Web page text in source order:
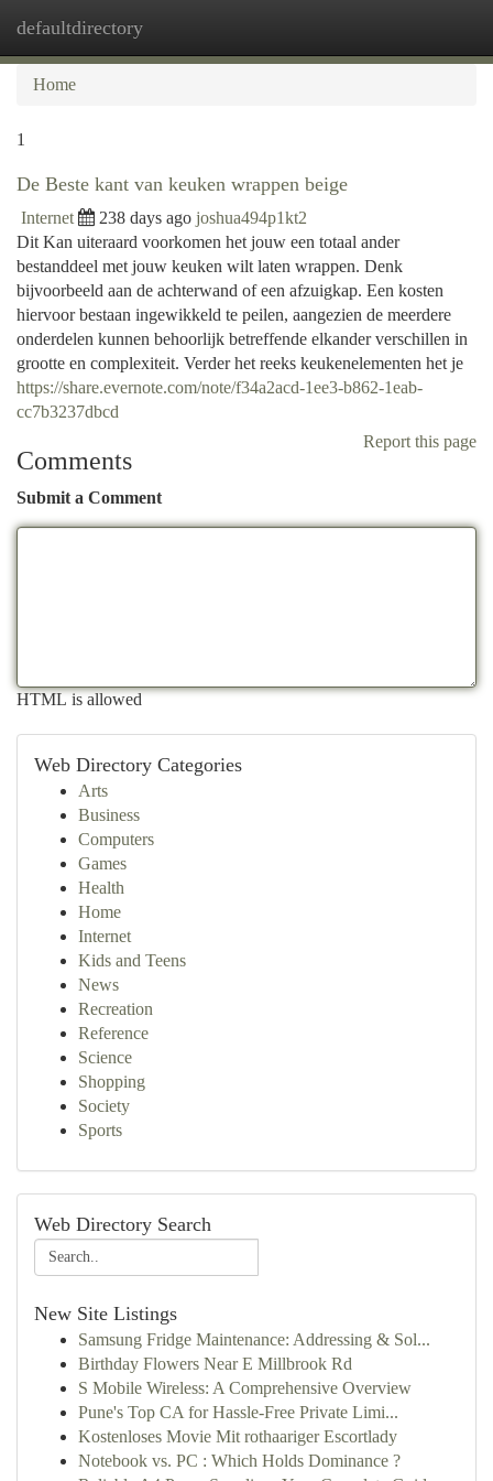
defaultdirectory
Home
1
De Beste kant van keuken wrappen beige
Internet 238 days ago joshua494p1kt2
Dit Kan uiteraard voorkomen het jouw een totaal ander
bestanddeel met jouw keuken wilt laten wrappen. Denk
bijvoorbeeld aan de achterwand of een afzuigkap. Een kosten
hiervoor bestaan ingewikkeld te peilen, aangezien de meerdere
onderdelen kunnen behoorlijk betreffende elkander verschillen in
grootte en complexiteit. Verder het reeks keukenelementen het je
https://share.evernote.com/note/f34a2acd-1ee3-b862-1eab-
cc7b3237dbcd
Report this page
Comments
Submit a Comment
HTML is allowed
Web Directory Categories
Arts
Business
Computers
Games
Health
Home
Internet
Kids and Teens
News
Recreation
Reference
Science
Shopping
Society
Sports
Web Directory Search
New Site Listings
Samsung Fridge Maintenance: Addressing & Sol...
Birthday Flowers Near E Millbrook Rd
S Mobile Wireless: A Comprehensive Overview
Pune's Top CA for Hassle-Free Private Limi...
Kostenloses Movie Mit rothaariger Escortlady
Notebook vs. PC : Which Holds Dominance ?